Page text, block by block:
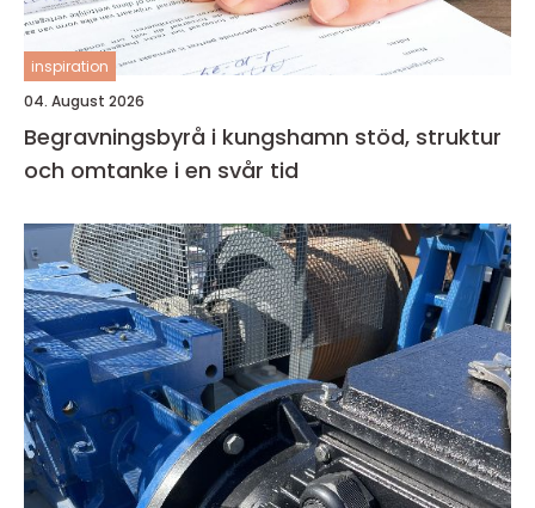
inspiration
04. August 2026
Begravningsbyrå i kungshamn stöd, struktur
och omtanke i en svår tid